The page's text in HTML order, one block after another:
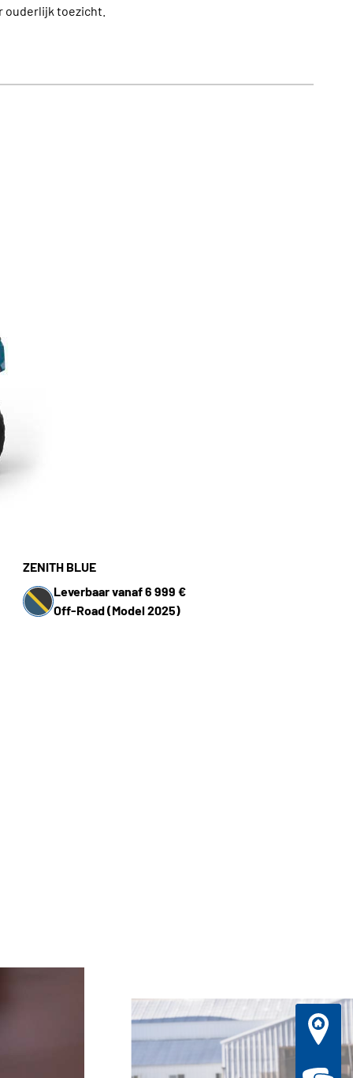
ouderlijk toezicht.
ZENITH BLUE
Leverbaar vanaf 6 999 €
Off-Road (Model 2025)